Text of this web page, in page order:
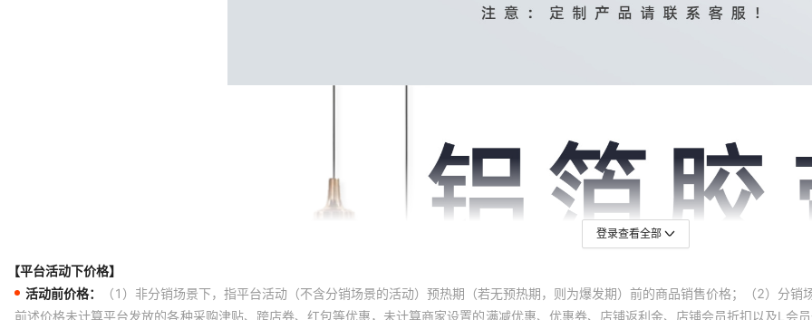
登录查看全部
【平台活动下价格】
活动前价格：
（1）非分销场景下，指平台活动（不含分销场景的活动）预热期（若无预热期，则为爆发期）前的商品销售价格；（2）分
前述价格未计算平台发放的各种采购津贴、跨店券、红包等优惠，未计算商家设置的满减优惠、优惠券、店铺返利金、店铺会员折扣以及L会